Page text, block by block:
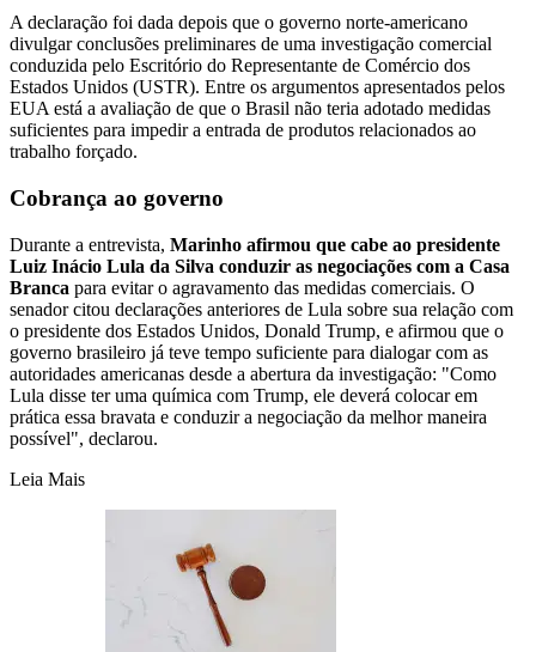
A declaração foi dada depois que o governo norte-americano
divulgar conclusões preliminares de uma investigação comercial
conduzida pelo Escritório do Representante de Comércio dos
Estados Unidos (USTR). Entre os argumentos apresentados pelos
EUA está a avaliação de que o Brasil não teria adotado medidas
suficientes para impedir a entrada de produtos relacionados ao
trabalho forçado.
Cobrança ao governo
Durante a entrevista, Marinho afirmou que cabe ao presidente
Luiz Inácio Lula da Silva conduzir as negociações com a Casa
Branca para evitar o agravamento das medidas comerciais. O
senador citou declarações anteriores de Lula sobre sua relação com
o presidente dos Estados Unidos, Donald Trump, e afirmou que o
governo brasileiro já teve tempo suficiente para dialogar com as
autoridades americanas desde a abertura da investigação: "Como
Lula disse ter uma química com Trump, ele deverá colocar em
prática essa bravata e conduzir a negociação da melhor maneira
possível", declarou.
Leia Mais